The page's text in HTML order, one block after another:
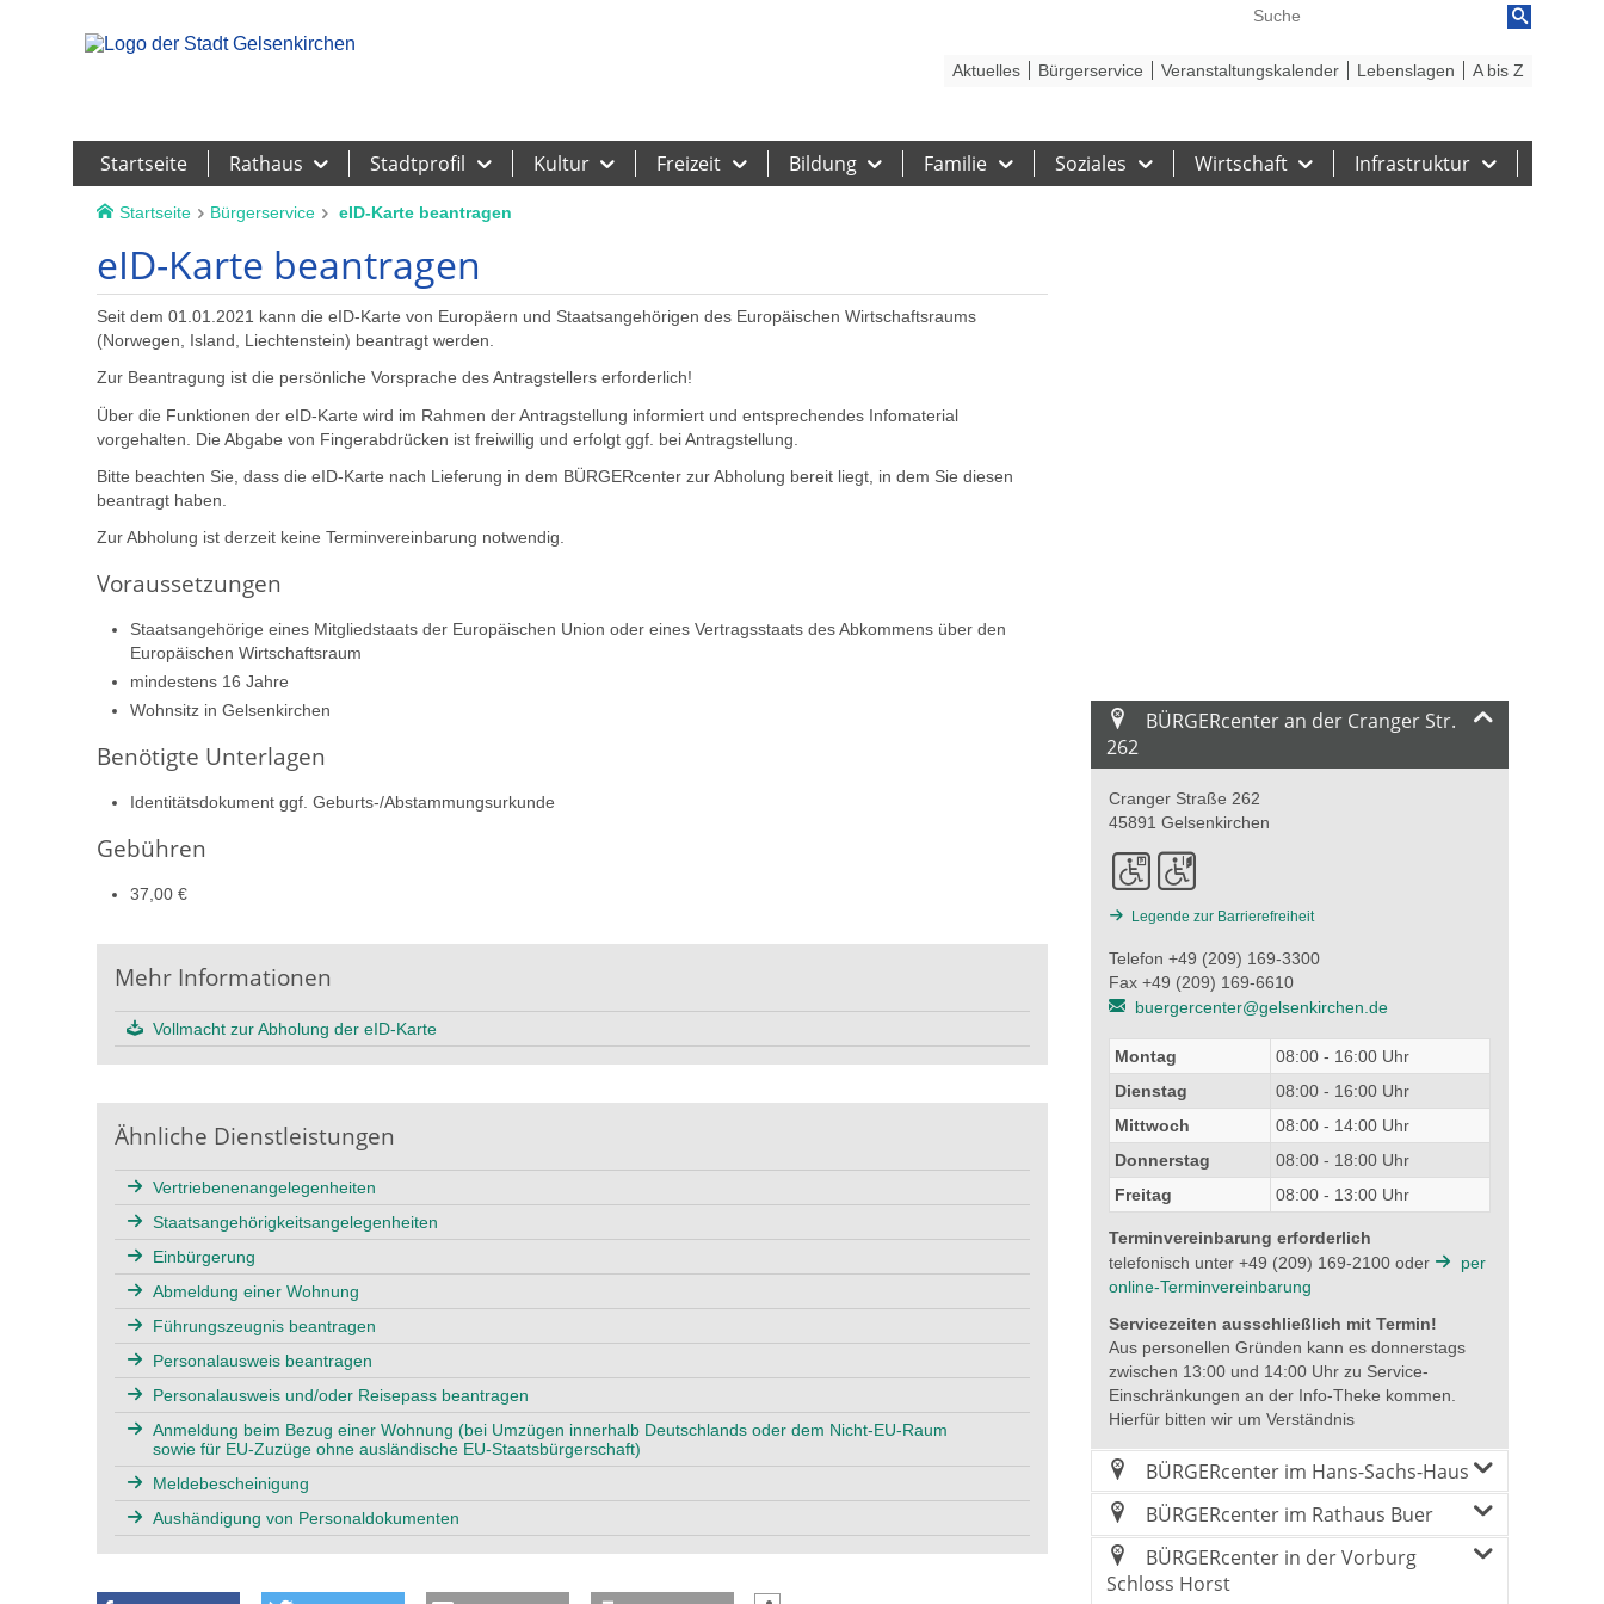
Startseite Rathaus Stadtprofil Kultur Freizeit Bildung Familie Soziales Wirtschaft Infrastruktur
Aktuelles Bürgerservice Veranstaltungskalender Lebenslagen A bis Z
Startseite Bürgerservice eID-Karte beantragen
eID-Karte beantragen
Seit dem 01.01.2021 kann die eID-Karte von Europäern und Staatsangehörigen des Europäischen Wirtschaftsraums
(Norwegen, Island, Liechtenstein) beantragt werden.
Zur Beantragung ist die persönliche Vorsprache des Antragstellers erforderlich!
Über die Funktionen der eID-Karte wird im Rahmen der Antragstellung informiert und entsprechendes Infomaterial
vorgehalten. Die Abgabe von Fingerabdrücken ist freiwillig und erfolgt ggf. bei Antragstellung.
Bitte beachten Sie, dass die eID-Karte nach Lieferung in dem BÜRGERcenter zur Abholung bereit liegt, in dem Sie diesen
beantragt haben.
Zur Abholung ist derzeit keine Terminvereinbarung notwendig.
Voraussetzungen
Staatsangehörige eines Mitgliedstaats der Europäischen Union oder eines Vertragsstaats des Abkommens über den
Europäischen Wirtschaftsraum
mindestens 16 Jahre
Wohnsitz in Gelsenkirchen
Benötigte Unterlagen
Identitätsdokument ggf. Geburts-/Abstammungsurkunde
Gebühren
37,00 €
Mehr Informationen
Vollmacht zur Abholung der eID-Karte
Ähnliche Dienstleistungen
Vertriebenenangelegenheiten
Staatsangehörigkeitsangelegenheiten
Einbürgerung
Abmeldung einer Wohnung
Führungszeugnis beantragen
Personalausweis beantragen
Personalausweis und/oder Reisepass beantragen
Anmeldung beim Bezug einer Wohnung (bei Umzügen innerhalb Deutschlands oder dem Nicht-EU-Raum
sowie für EU-Zuzüge ohne ausländische EU-Staatsbürgerschaft)
Meldebescheinigung
Aushändigung von Personaldokumenten
BÜRGERcenter an der Cranger Str.
262
Cranger Straße 262
45891 Gelsenkirchen
Legende zur Barrierefreiheit
Telefon +49 (209) 169-3300
Fax +49 (209) 169-6610
buergercenter@gelsenkirchen.de
Montag
08:00 - 16:00 Uhr
Dienstag
08:00 - 16:00 Uhr
Mittwoch
08:00 - 14:00 Uhr
Donnerstag
08:00 - 18:00 Uhr
Freitag
08:00 - 13:00 Uhr
Terminvereinbarung erforderlich
telefonisch unter +49 (209) 169-2100 oder
per
online-Terminvereinbarung
Servicezeiten ausschließlich mit Termin!
Aus personellen Gründen kann es donnerstags
zwischen 13:00 und 14:00 Uhr zu Service-
Einschränkungen an der Info-Theke kommen.
Hierfür bitten wir um Verständnis
BÜRGERcenter im Hans-Sachs-Haus
BÜRGERcenter im Rathaus Buer
BÜRGERcenter in der Vorburg
Schloss Horst